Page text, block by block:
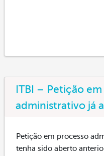
ITBI – Petição
administrativo já
Petição em processo
tenha sido aberto